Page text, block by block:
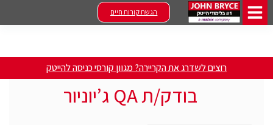
הגשת קורות חיים
רוצים לשדרג את הקריירה? מגוון קורסי כניסה להייטק
בודק/ת QA ג’יוניור